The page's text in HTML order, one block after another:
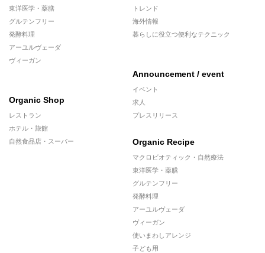
東洋医学・薬膳
グルテンフリー
発酵料理
アーユルヴェーダ
ヴィーガン
Organic Shop
レストラン
ホテル・旅館
自然食品店・スーパー
トレンド
海外情報
暮らしに役立つ便利なテクニック
Announcement / event
イベント
求人
プレスリリース
Organic Recipe
マクロビオティック・自然療法
東洋医学・薬膳
グルテンフリー
発酵料理
アーユルヴェーダ
ヴィーガン
使いまわしアレンジ
子ども用